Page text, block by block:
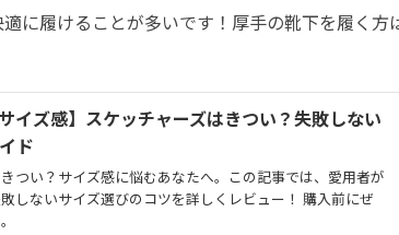
に履けることが多いです！厚手の靴下を履く方
イズ感】スケッチャーズはきつい？失敗しない
ド
つい？サイズ感に悩むあなたへ。この記事では、愛用者が
しないサイズ選びのコツを詳しくレビュー！ 購入前にぜ